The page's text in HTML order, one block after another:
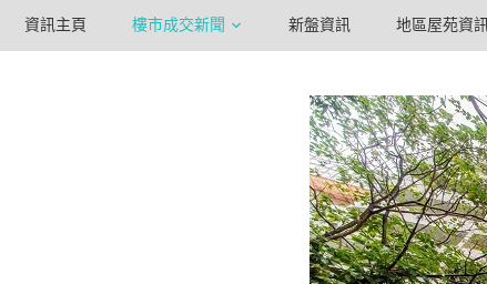
資訊主頁 樓市成交新聞 新盤資訊 地區屋苑資訊